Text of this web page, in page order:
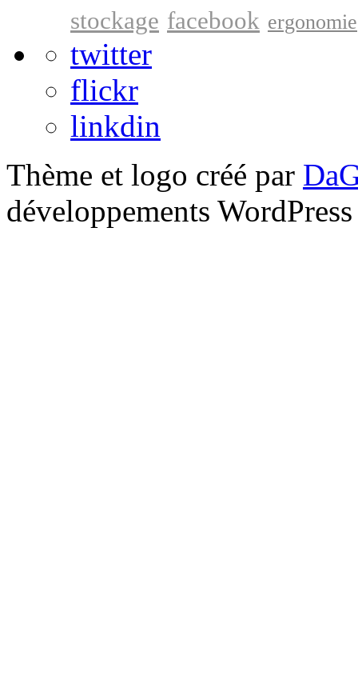
stockage facebook ergonomie
twitter
flickr
linkdin
Thème et logo créé par
développements